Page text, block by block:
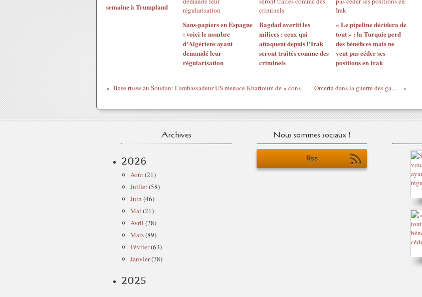
semaine à Trumpland
Sans-papiers en Espagne
: voici le nombre
d'Algériens ayant
demandé leur
régularisation
Bagdad avertit les
milices : ceux qui
attaquent depuis l'Irak
seront traités comme des
criminels
« Le pipeline décidera de
tout » : la Turquie perd
des bénéfices mais ne
veut pas céder ses
positions en Irak
Base russe au Soudan: l’ambassadeur US menace Khartoum de « conséquences » Omerta dans la guerre des gangsters
Archives
2026
Août(21)
Juillet(58)
Juin (46)
Mai (21)
Avril (28)
Mars(89)
Février(63)
Janvier(78)
2025
Nous sommes sociaux !
Rss